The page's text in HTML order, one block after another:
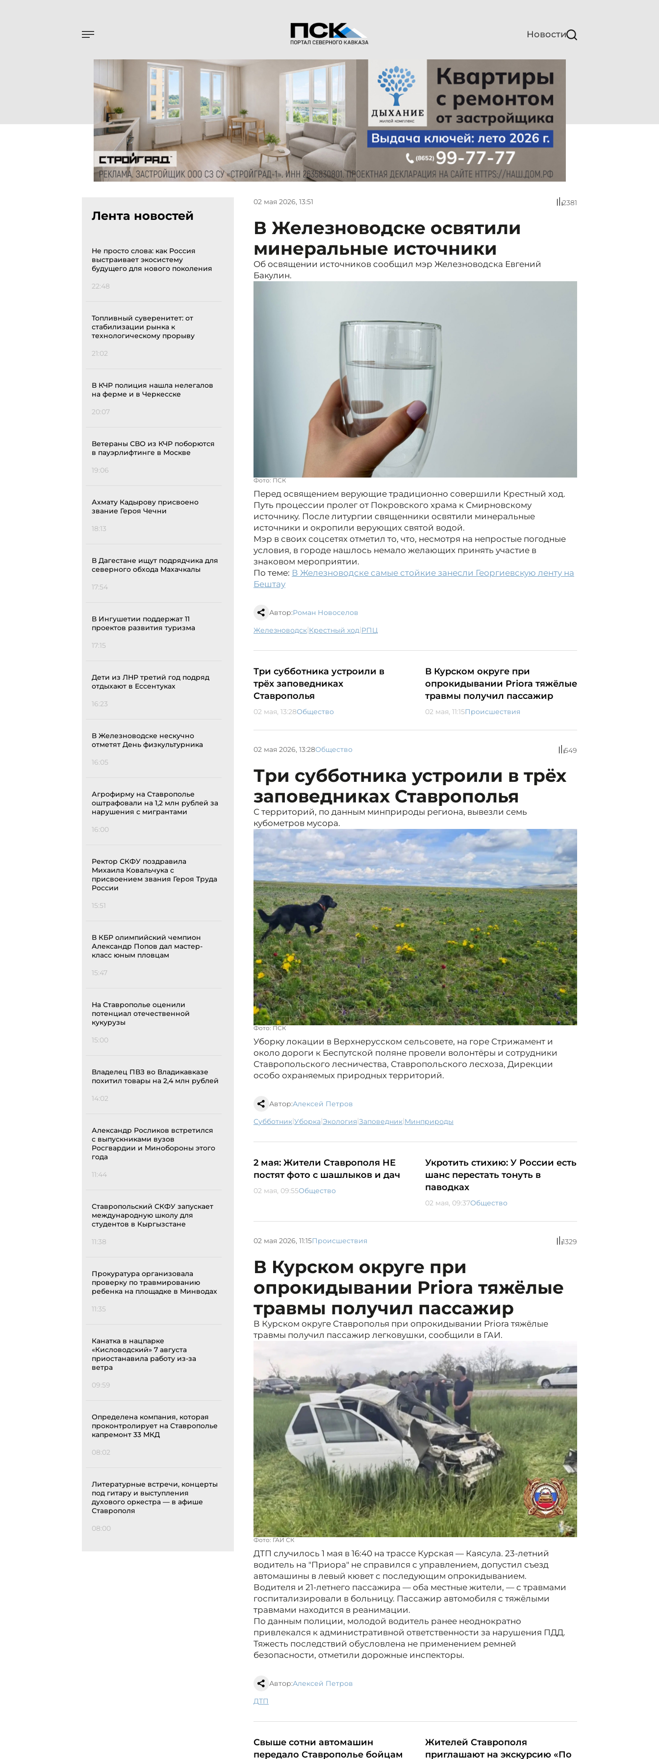
Новости
Лента новостей
Не просто слова: как Россия
выстраивает экосистему
будущего для нового поколения
22:48
Топливный суверенитет: от
стабилизации рынка к
технологическому прорыву
21:02
В КЧР полиция нашла нелегалов
на ферме и в Черкесске
20:07
Ветераны СВО из КЧР поборются
в пауэрлифтинге в Москве
19:06
Ахмату Кадырову присвоено
звание Героя Чечни
18:13
В Дагестане ищут подрядчика для
северного обхода Махачкалы
17:54
В Ингушетии поддержат 11
проектов развития туризма
17:15
Дети из ЛНР третий год подряд
отдыхают в Ессентуках
16:23
В Железноводске нескучно
отметят День физкультурника
16:05
Агрофирму на Ставрополье
оштрафовали на 1,2 млн рублей за
нарушения с мигрантами
16:00
Ректор СКФУ поздравила
Михаила Ковальчука с
присвоением звания Героя Труда
России
15:51
В КБР олимпийский чемпион
Александр Попов дал мастер-
класс юным пловцам
15:47
На Ставрополье оценили
потенциал отечественной
кукурузы
15:00
Владелец ПВЗ во Владикавказе
похитил товары на 2,4 млн рублей
14:02
Александр Росликов встретился
с выпускниками вузов
Росгвардии и Минобороны этого
года
11:44
Ставропольский СКФУ запускает
международную школу для
студентов в Кыргызстане
11:38
Прокуратура организовала
проверку по травмированию
ребенка на площадке в Минводах
11:35
Канатка в нацпарке
«Кисловодский» 7 августа
приостанавила работу из-за
ветра
09:59
Определена компания, которая
проконтролирует на Ставрополье
капремонт 33 МКД
08:02
Литературные встречи, концерты
под гитару и выступления
духового оркестра — в афише
Ставрополя
08:00
02 мая 2026, 13:51 2381
В Железноводске освятили
минеральные источники
Об освящении источников сообщил мэр Железноводска Евгений
Бакулин.
Фото: ПСК
Перед освящением верующие традиционно совершили Крестный ход.
Путь процессии пролег от Покровского храма к Смирновскому
источнику. После литургии священники освятили минеральные
источники и окропили верующих святой водой.
Мэр в своих соцсетях отметил то, что, несмотря на непростые погодные
условия, в городе нашлось немало желающих принять участие в
знаковом мероприятии.
По теме: В Железноводске самые стойкие занесли Георгиевскую ленту на
Бештау
Автор:Роман Новоселов
Железноводск| Крестный ход| РПЦ
Три субботника устроили в
трёх заповедниках
Ставрополья
02 мая, 13:28Общество
В Курском округе при
опрокидывании Priora тяжёлые
травмы получил пассажир
02 мая, 11:15Происшествия
02 мая 2026, 13:28Общество 549
Три субботника устроили в трёх
заповедниках Ставрополья
С территорий, по данным минприроды региона, вывезли семь
кубометров мусора.
Фото: ПСК
Уборку локации в Верхнерусском сельсовете, на горе Стрижамент и
около дороги к Беспутской поляне провели волонтёры и сотрудники
Ставропольского лесничества, Ставропольского лесхоза, Дирекции
особо охраняемых природных территорий.
Автор:Алексей Петров
субботник| уборка| экология| заповедник| минприроды
2 мая: Жители Ставрополя НЕ
постят фото с шашлыков и дач
02 мая, 09:55Общество
Укротить стихию: У России есть
шанс перестать тонуть в
паводках
02 мая, 09:37Общество
02 мая 2026, 11:15Происшествия 1329
В Курском округе при
опрокидывании Priora тяжёлые
травмы получил пассажир
В Курском округе Ставрополья при опрокидывании Priora тяжёлые
травмы получил пассажир легковушки, сообщили в ГАИ.
Фото: ГАИ СК
ДТП случилось 1 мая в 16:40 на трассе Курская — Каясула. 23-летний
водитель на "Приора" не справился с управлением, допустил съезд
автомашины в левый кювет с последующим опрокидыванием.
Водителя и 21-летнего пассажира — оба местные жители, — с травмами
госпитализировали в больницу. Пассажир автомобиля с тяжёлыми
травмами находится в реанимации.
По данным полиции, молодой водитель ранее неоднократно
привлекался к административной ответственности за нарушения ПДД.
Тяжесть последствий обусловлена не применением ремней
безопасности, отметили дорожные инспекторы.
Автор:Алексей Петров
ДТП
Свыше сотни автомашин
передало Ставрополье бойцам
Жителей Ставрополя
приглашают на экскурсию «По